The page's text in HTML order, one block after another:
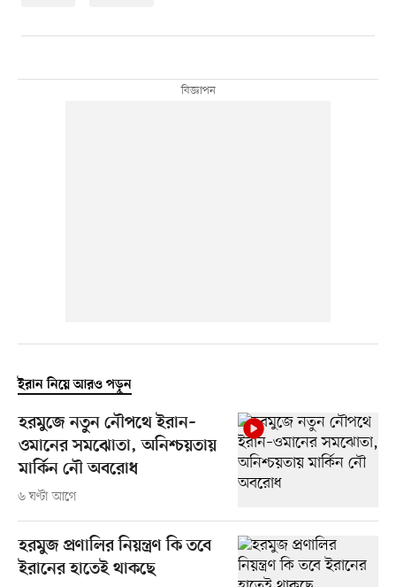
ইরান নিয়ে আরও পড়ুন
হরমুজে নতুন নৌপথে ইরান–
ওমানের সমঝোতা, অনিশ্চয়তায়
মার্কিন নৌ অবরোধ
৬ ঘণ্টা আগে
হরমুজ প্রণালির নিয়ন্ত্রণ কি তবে
ইরানের হাতেই থাকছে